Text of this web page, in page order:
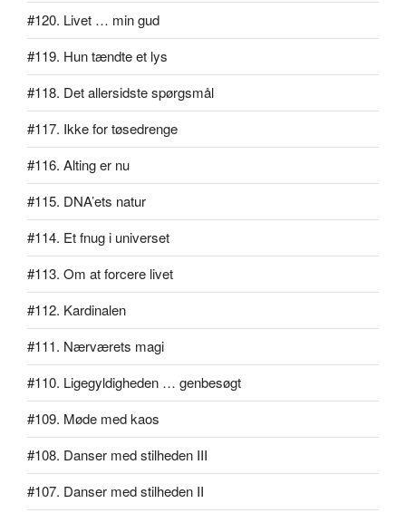
#120. Livet … min gud
#119. Hun tændte et lys
#118. Det allersidste spørgsmål
#117. Ikke for tøsedrenge
#116. Alting er nu
#115. DNA’ets natur
#114. Et fnug i universet
#113. Om at forcere livet
#112. Kardinalen
#111. Nærværets magi
#110. Ligegyldigheden … genbesøgt
#109. Møde med kaos
#108. Danser med stilheden III
#107. Danser med stilheden II